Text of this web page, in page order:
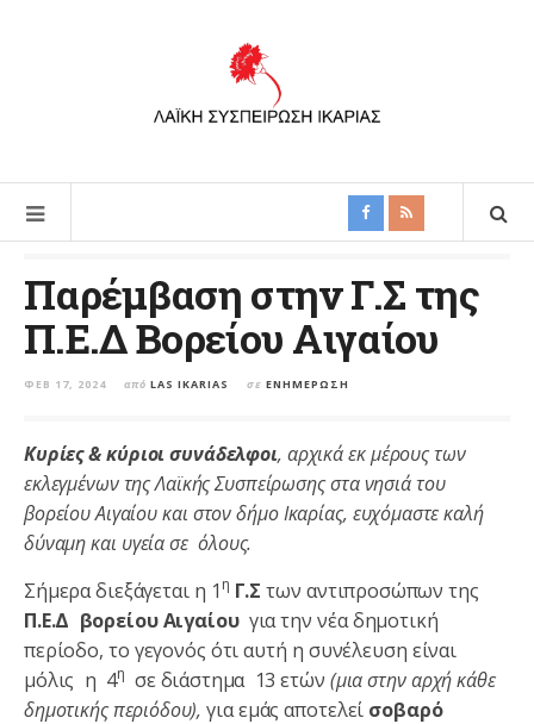
Παρέμβαση στην Γ.Σ της
Π.Ε.Δ Βορείου Αιγαίου
ΦΕΒ 17, 2024 από LAS IKARIAS σε ΕΝΗΜΈΡΩΣΗ
Κυρίες &κύριοι συνάδελφοι, αρχικά εκ μέρους των
εκλεγμένων της Λαϊκής Συσπείρωσης στα νησιά του
βορείου Αιγαίου και στον δήμο Ικαρίας, ευχόμαστε καλή
δύναμη και υγεία σε όλους.
Σήμερα διεξάγεται η 1 η Γ.Σ των αντιπροσώπων της
Π.Ε.Δ βορείου Αιγαίουγια την νέα δημοτική
περίοδο, το γεγονός ότι αυτή η συνέλευση είναι
μόλις η 4η σε διάστημα 13 ετών (μια στην αρχή κάθε
δημοτικής περιόδου), για εμάς αποτελεί σοβαρό